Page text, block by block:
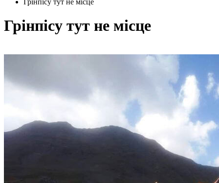
Грінпісу тут не місце
Грінпісу тут не місце